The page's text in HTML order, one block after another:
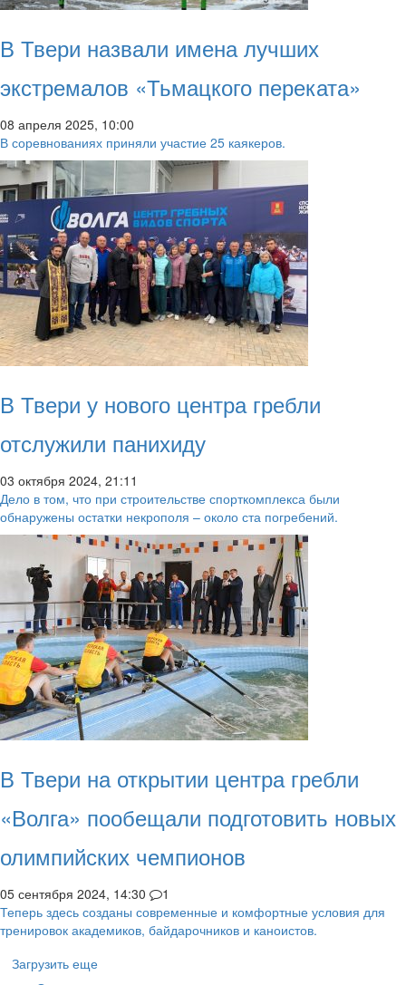
В Твери назвали имена лучших
экстремалов «Тьмацкого переката»
08 апреля 2025, 10:00
В соревнованиях приняли участие 25 каякеров.
В Твери у нового центра гребли
отслужили панихиду
03 октября 2024, 21:11
Дело в том, что при строительстве спорткомплекса были
обнаружены остатки некрополя – около ста погребений.
В Твери на открытии центра гребли
«Волга» пообещали подготовить новых
олимпийских чемпионов
05 сентября 2024, 14:30
1
Теперь здесь созданы современные и комфортные условия для
тренировок академиков, байдарочников и каноистов.
Загрузить еще